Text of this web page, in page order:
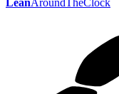
LeanAroundTheClock